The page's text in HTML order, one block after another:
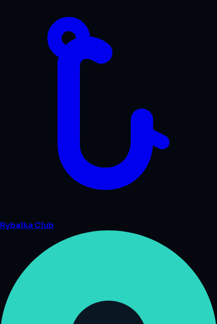
Rybalka Club